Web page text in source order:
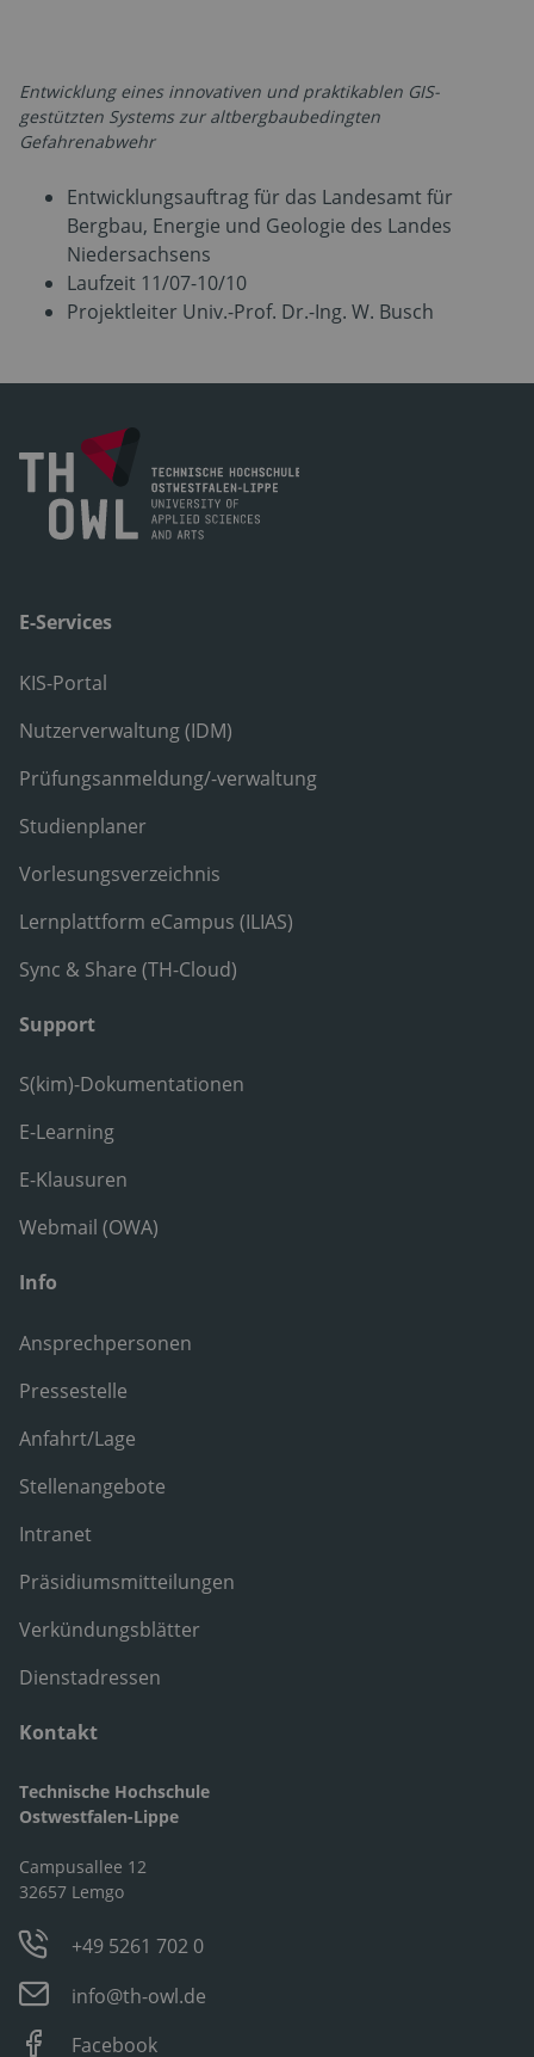
Entwicklung eines innovativen und praktikablen GIS-
gestützten Systems zur altbergbaubedingten
Gefahrenabwehr
Entwicklungsauftrag für das Landesamt für
Bergbau, Energie und Geologie des Landes
Niedersachsens
Laufzeit 11/07-10/10
Projektleiter Univ.-Prof. Dr.-Ing. W. Busch
E-Services
KIS-Portal
Nutzerverwaltung (IDM)
Prüfungsanmeldung/-verwaltung
Studienplaner
Vorlesungsverzeichnis
Lernplattform eCampus (ILIAS)
Sync & Share (TH-Cloud)
Support
S(kim)-Dokumentationen
E-Learning
E-Klausuren
Webmail (OWA)
Info
Ansprechpersonen
Pressestelle
Anfahrt/Lage
Stellenangebote
Intranet
Präsidiumsmitteilungen
Verkündungsblätter
Dienstadressen
Kontakt
Technische Hochschule
Ostwestfalen-Lippe
Campusallee 12
32657 Lemgo
+49 5261 702 0
info@th-owl.de
Facebook